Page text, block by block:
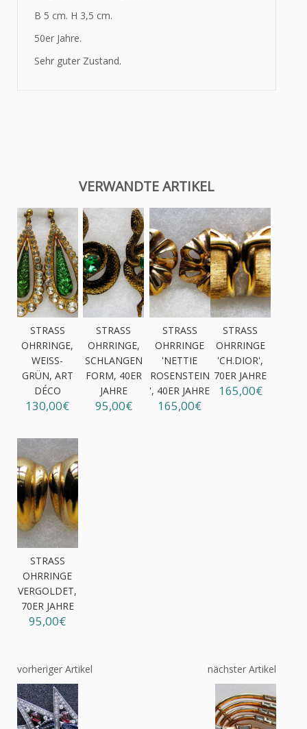
B 5 cm. H 3,5 cm.
50er Jahre.
Sehr guter Zustand.
VERWANDTE ARTIKEL
STRASS
OHRRINGE,
WEISS-G
RÜN, ART D
ÉCO
130,00€
STRASS
OHRRINGE,
SCHLANGEN
FORM, 40ER
JAHRE
95,00€
STRASS
OHRRINGE
'NETTIE
ROSENSTEIN
', 40ER JAHRE
165,00€
STRASS
OHRRINGE
'CH.DIOR',
70ER JAHRE
165,00€
STRASS
OHRRINGE
VERGOLDET,
70ER JAHRE
95,00€
vorheriger Artikel nächster Artikel